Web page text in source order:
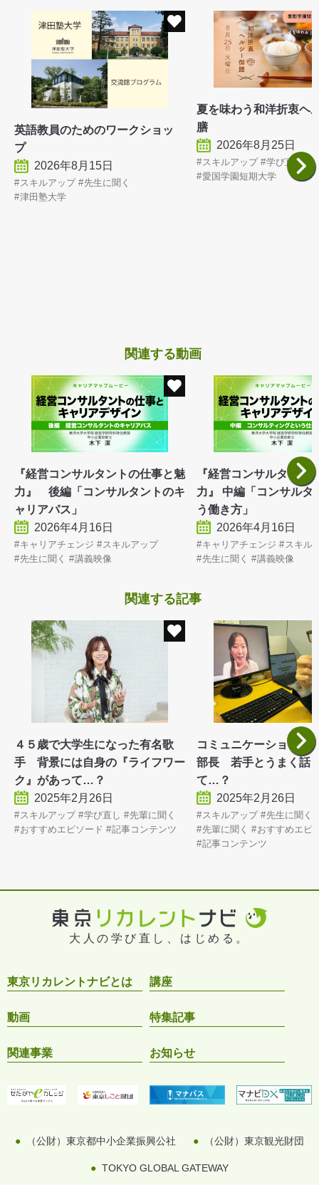
英語教員のためのワークショッ
プ
2026年8月15日
スキルアップ
先生に聞く
津田塾大学
夏を味わう和洋折衷ヘ
膳
2026年8月25日
スキルアップ 学び直し
愛国学園短期大学
関連する動画
『経営コンサルタントの仕事と魅
力』 後編「コンサルタントのキ
ャリアパス」
2026年4月16日
キャリアチェンジ
スキルアップ
先生に聞く
講義映像
『経営コンサルタント
力』 中編「コンサルタ
う働き方」
2026年4月16日
キャリアチェンジ
スキル
先生に聞く
講義映像
関連する記事
４５歳で大学生になった有名歌
手 背景には自身の『ライフワー
ク』があって…？
2025年2月26日
スキルアップ 学び直し
先輩に聞く
おすすめエピソード
記事コンテンツ
コミュニケーションに
部長 若手とうまく話
て…？
2025年2月26日
スキルアップ
先生に聞く
先輩に聞く
おすすめエピ
記事コンテンツ
大人の学び直し、はじめる。
東京リカレントナビとは 講座
動画 特集記事
関連事業 お知らせ
（公財）東京都中小企業振興公社 （公財）東京観光財団
TOKYO GLOBAL GATEWAY